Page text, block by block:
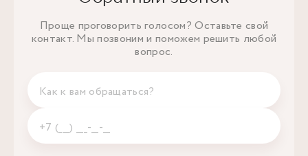
Проще проговорить голосом? Оставьте свой
контакт. Мы позвоним и поможем решить любой
вопрос.